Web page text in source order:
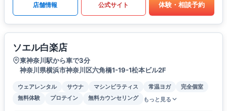
店舗情報 公式サイト 体験・相談予約
ソエル白楽店
東神奈川駅から車で3分
神奈川県横浜市神奈川区六角橋1-19-1松本ビル2F
ウェアレンタル サウナ マシンピラティス 常温ヨガ
完全個室
無料体験
プロテイン 無料カウンセリング もっと見る